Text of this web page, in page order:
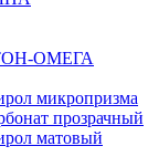
ОМЕГА
микропризма
прозрачный
матовый